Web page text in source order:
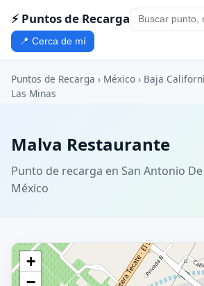
⚡ Puntos de Recarga
📍 Cerca de mí
Puntos de Recarga › México › Baja
Las Minas
Malva Restaurante
Punto de recarga en San Antonio
México
+
−